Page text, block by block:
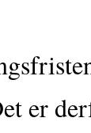
er